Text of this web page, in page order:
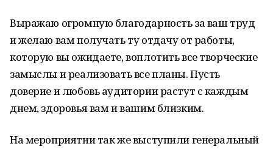
Выражаю огромную благодарность за ваш труд
и желаю вам получать ту отдачу от работы,
которую вы ожидаете, воплотить все творческие
замыслы и реализовать все планы. Пусть
доверие и любовь аудитории растут с каждым
днем, здоровья вам и вашим близким.
На мероприятии так же выступили генеральный